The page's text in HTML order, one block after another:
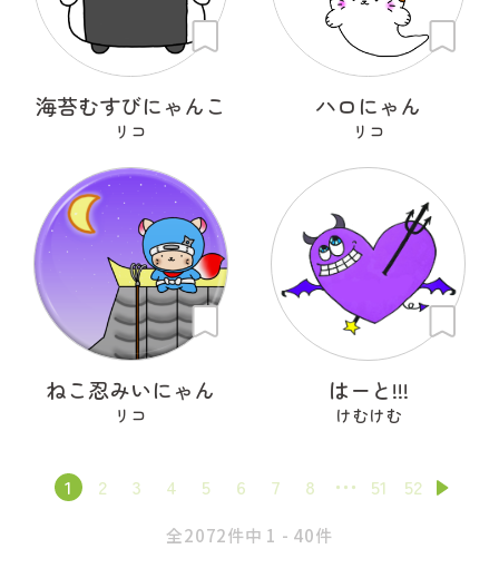
海苔むすびにゃんこ
リコ
ハロにゃん
リコ
ねこ忍みいにゃん
リコ
はーと!!!
けむけむ
1 2 3 4 5 6 7 8 51 52
全2072件中 1 - 40件